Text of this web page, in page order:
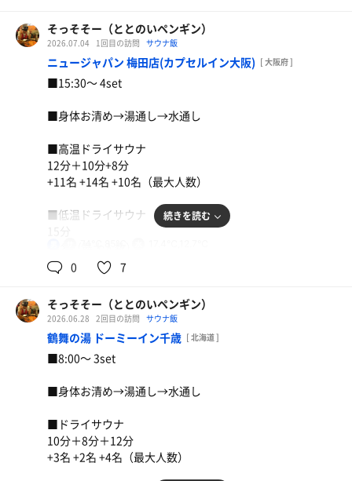
チキンクリームパスタ
麦茶
冷やし明太クリームうどん、天ぷら
麦茶
【整い度】☆☆☆☆（4.0/5.0）
【一言】
昨日に引き続きニュージャパンさんにて朝ウナ。
意外と空気が冷たくてアリかも。
さぁ、みな麺食べて仙台に帰ろう。
そっそそー（ととのいペンギン）
2026.07.04 1回目の訪問 サウナ飯
ニュージャパン 梅田店(カプセルイン大阪) [ 大阪府 ]
■15:30〜 4set
■身体お清め→湯通し→水通し
■高温ドライサウナ
12分＋10分+8分
+11名 +14名 +10名（最大人数）
■低温ドライサウナ
【外気温】℃
【 風 】無風
知人に会うため大阪へ。
宿泊先から徒歩すぐのニュージャパンさん。
大阪時代は行けずじまいに終わったが、ようやく初訪問。
続きを読む
0 7
そっそそー（ととのいペンギン）
2026.06.28 2回目の訪問 サウナ飯
鶴舞の湯 ドーミーイン千歳 [ 北海道 ]
■8:00〜 3set
■身体お清め→湯通し→水通し
■ドライサウナ
10分＋8分＋12分
+3名 +2名 +4名（最大人数）